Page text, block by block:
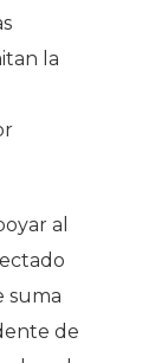
la
al
suma
de